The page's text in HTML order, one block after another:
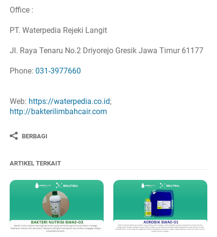
Office :
PT. Waterpedia Rejeki Langit
Jl. Raya Tenaru No.2 Driyorejo Gresik Jawa Timur 61177
Phone: 031-3977660
Web: https://waterpedia.co.id;
http://bakterilimbahcair.com
BERBAGI
ARTIKEL TERKAIT